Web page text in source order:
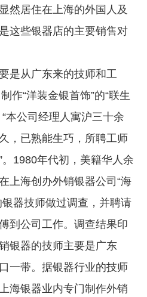
然居住在上海的外国人及
这些银器店的主要销售对
从广东来的技师和工
作“洋装金银首饰”的“联生
本公司经理人寓沪三十余
，已熟能生巧，所聘工师
1980年代初，美籍华人余
上海创办外销银器公司“海
器技师做过调查，并聘请
到公司工作。调查结果印
银器的技师主要是广东
一带。据银器行业的技师
海银器业内专门制作外销